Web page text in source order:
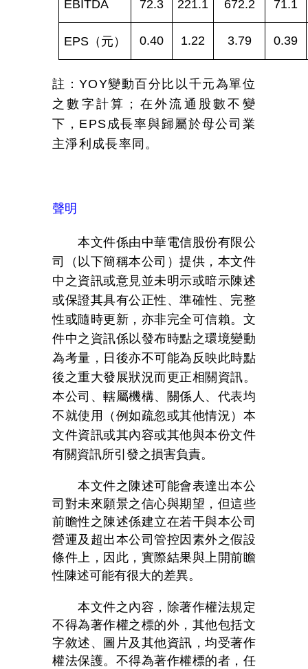
EBITDA 72.3 221.1 672.2 71.1
EPS （元） 0.40 1.22 3.79 0.39
註：YOY變動百分比以千元為單位
之數字計算；在外流通股數不變
下， EPS成長率與歸屬於母公司業
主淨利成長率同。
聲明
本文件係由中華電信股份有限公
司（以下簡稱本公司）提供，本文件
中之資訊或意見並未明示或暗示陳述
或保證其具有公正性、準確性、完整
性或隨時更新，亦非完全可信賴。文
件中之資訊係以發布時點之環境變動
為考量，日後亦不可能為反映此時點
後之重大發展狀況而更正相關資訊。
本公司、轄屬機構、關係人、代表均
不就使用（例如疏忽或其他情況）本
文件資訊或其內容或其他與本份文件
有關資訊所引發之損害負責。
本文件之陳述可能會表達出本公
司對未來願景之信心與期望，但這些
前瞻性之陳述係建立在若干與本公司
營運及超出本公司管控因素外之假設
條件上，因此，實際結果與上開前瞻
性陳述可能有很大的差異。
本文件之內容，除著作權法規定
不得為著作權之標的外，其他包括文
字敘述、圖片及其他資訊，均受著作
權法保護。不得為著作權標的者，任